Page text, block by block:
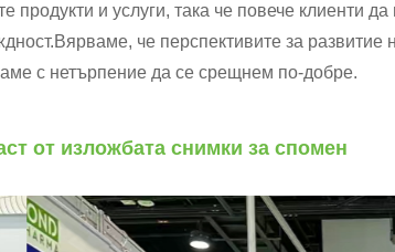
продукти и услуги, така че повече клиенти
че перспективите за
с нетърпение да се срещнем по-добре.
от изложбата снимки за спомен